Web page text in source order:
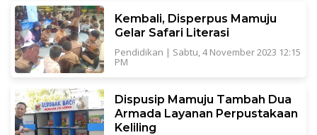
Kembali, Disperpus Mamuju
Gelar Safari Literasi
Pendidikan | Sabtu, 4 November 2023 12:15
PM
Dispusip Mamuju Tambah Dua
Armada Layanan Perpustakaan
Keliling